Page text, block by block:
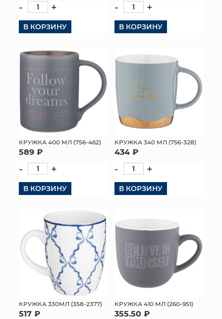
- +
В КОРЗИНУ
- +
В КОРЗИНУ
КРУЖКА 400 МЛ (756-462)
589 ₽
- +
В КОРЗИНУ
КРУЖКА 340 МЛ (756-328)
434 ₽
- +
В КОРЗИНУ
КРУЖКА 330МЛ (358-2377)
517 ₽
КРУЖКА 410 МЛ (260-951)
355.50 ₽